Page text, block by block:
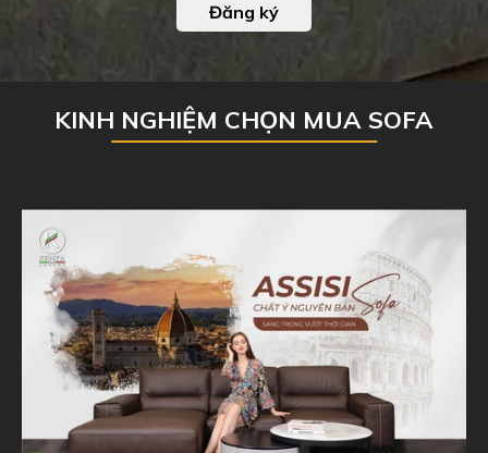
Đăng ký
KINH NGHIỆM CHỌN MUA SOFA